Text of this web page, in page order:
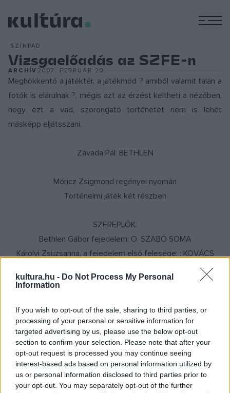
kultura.hu - Do Not Process My Personal
Information
If you wish to opt-out of the sale, sharing to third parties, or
processing of your personal or sensitive information for
targeted advertising by us, please use the below opt-out
section to confirm your selection. Please note that after your
opt-out request is processed you may continue seeing
interest-based ads based on personal information utilized by
us or personal information disclosed to third parties prior to
your opt-out. You may separately opt-out of the further
SZÍNPAD
Vizsgaelőadás az SZFE-n
ARCHÍV2007. FEBRUÁR 20.
Meghökkentő a játéktér, a játékmód ? amiből valamit talán a
fotók is elárulnak ?, mégis azt az érzést keltheti a nézőben,
hogy ezt a vad, szorongató történetet nem is lehet
másképp eljátsszani.
Závada Pál: BETHLEN
Móricz Zsigmond regényei nyomán
Történelmi játék két részben
SZEREPLŐK:
Bethlen Gábor fejedelem: O. SZABÓ SOMA
Károlyi Zsuzsanna, a fejedelem első felesége: : KOVÁCS
Báthory Gábor, a halott fejedelem: ZRÍNYI GÁL VINCE
Jósika Zsigmond, Báthory Anna férje: POLGÁR PÉTER
Homannay György trónkövetelő: HORVÁTH SEBESTYÉN
SÁNDOR
Simoni György: ÖTVÖS ANDRÁS
Simoni Györgyné: LASS BEA
Keresztessy Pál várkapitány: TÓTH SIMON FERENC